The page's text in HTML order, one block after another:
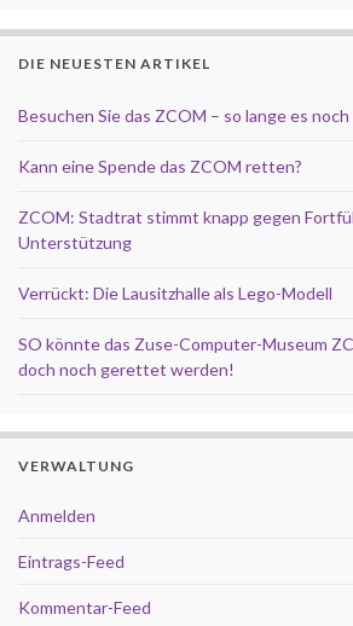
DIE NEUESTEN ARTIKEL
Besuchen Sie das ZCOM – so lange es
Kann eine Spende das ZCOM retten?
ZCOM: Stadtrat stimmt knapp gegen
Unterstützung
Verrückt: Die Lausitzhalle als Lego-Modell
SO könnte das Zuse-Computer-Museum
doch noch gerettet werden!
VERWALTUNG
Anmelden
Eintrags-Feed
Kommentar-Feed